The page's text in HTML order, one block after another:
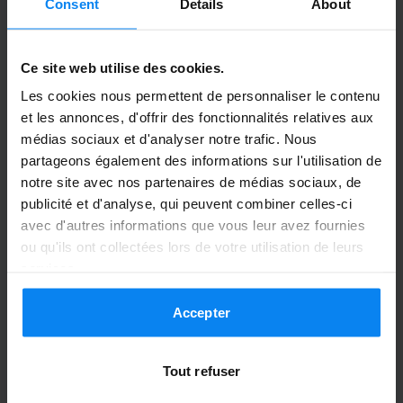
Consent Details About
Ce site web utilise des cookies.
Les cookies nous permettent de personnaliser le contenu
et les annonces, d'offrir des fonctionnalités relatives aux
médias sociaux et d'analyser notre trafic. Nous
partageons également des informations sur l'utilisation de
notre site avec nos partenaires de médias sociaux, de
publicité et d'analyse, qui peuvent combiner celles-ci
avec d'autres informations que vous leur avez fournies
ou qu'ils ont collectées lors de votre utilisation de leurs
Accepter
Tout refuser
Anonym
Garé du 30/05/26 au 6/06/26
l zu empfehlen
l zu empfehlen
Navette extérieure 8 juin 2026